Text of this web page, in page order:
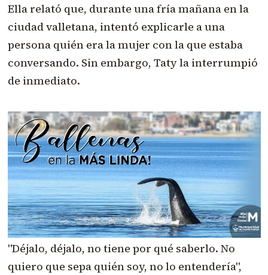
Ella relató que, durante una fría mañana en la
ciudad valletana, intentó explicarle a una
persona quién era la mujer con la que estaba
conversando. Sin embargo, Taty la interrumpió
de inmediato.
"Déjalo, déjalo, no tiene por qué saberlo. No
quiero que sepa quién soy, no lo entendería",